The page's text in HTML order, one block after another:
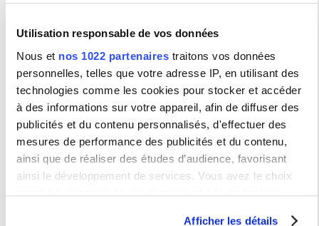
Utilisation responsable de vos données
Nous et nos 1022 partenaires traitons vos données
personnelles, telles que votre adresse IP, en utilisant des
technologies comme les cookies pour stocker et accéder
à des informations sur votre appareil, afin de diffuser des
publicités et du contenu personnalisés, d'effectuer des
mesures de performance des publicités et du contenu,
ainsi que de réaliser des études d’audience, favorisant
ainsi le développement de services. Vous avez le choix
quant à l'utilisation de vos données et à leurs finalités.
Afficher les détails
1994-1996. Professeur invité à l'Université Paul Valéry,
1997. Professeur invité à l'École Normale Supérieure (Paris) et à
l'Université de Genève. Directeur de recherche associé au
C.N.R.S.
1998. Habilitation à diriger des recherches Les relations
culturelles franco-russes au XVIIIe siècle , soutenue à l'Université
de Paris-Sorbonne - Paris IV.
le système des relations littéraires européennes des Lumières
soutenue à l'Institut Gorki de littérature mondiale, Moscou.
1999-2001. Maître de conférences en littérature comparée à
l'Université Marc Bloch (Strasbourg).
2001-2006. Professeur de littérature française du XVIIIe siècle à
l'Université de Bretagne Occidentale (Brest).
2008-2011 Directeur de l'UFR de Littérature générale et